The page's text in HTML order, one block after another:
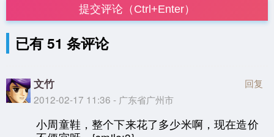
提交评论（Ctrl+Enter）
已有 51 条评论
文竹
2012-02-17 11:36 - 广东省广州市
回复
小周童鞋，整个下来花了多少米啊，现在造价